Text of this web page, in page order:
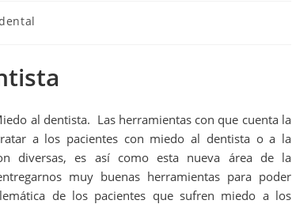
al dentista. Las herramientas con que cuenta la
a los pacientes con miedo al dentista o a la
diversas, es así como esta nueva área de la
muy buenas herramientas para poder
de los pacientes que sufren miedo a los